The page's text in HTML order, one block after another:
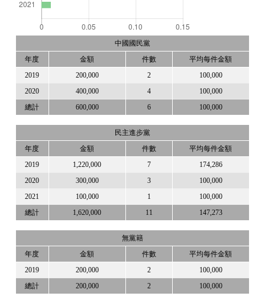
中國國民黨
年度 金額 件數 平均每件金額
2019 200,000 2 100,000
2020 400,000 4 100,000
總計 600,000 6 100,000
民主進步黨
年度 金額 件數 平均每件金額
2019 1,220,000 7 174,286
2020 300,000 3 100,000
2021 100,000 1 100,000
總計 1,620,000 11 147,273
無黨籍
年度 金額 件數 平均每件金額
2019 200,000 2 100,000
總計 200,000 2 100,000